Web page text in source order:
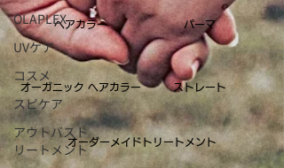
OLAPLEX
UVケア
コスメ
スピケア
アウトバスト
リートメント
ヘアカラー パーマ
オーガニック ヘアカラー ストレート​
オーダーメイドトリートメント